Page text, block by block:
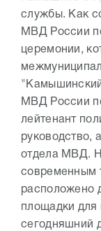
службы. Как
МВД России
церемонии,
МВД России
лейтенант
руководство,
отдела МВД.
современным
расположено
площадки для
сегодняшний